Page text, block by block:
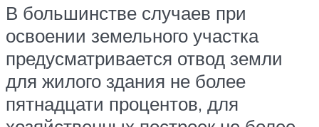
В большинстве случаев при
освоении земельного участка
предусматривается отвод земли
для жилого здания не более
пятнадцати процентов, для